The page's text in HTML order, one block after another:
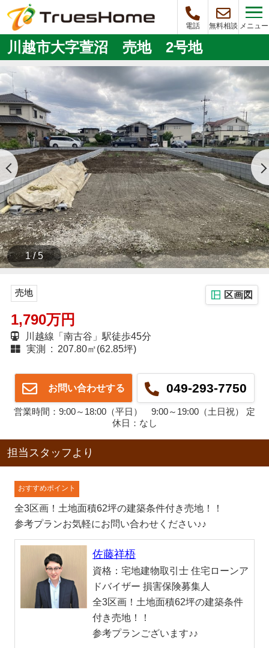
電話 無料相談 メニュー
川越市大字萱沼 売地 2号地
1 / 5
売地 区画図
1,790万円
川越線「南古谷」駅徒歩45分
実測 : 207.80㎡(62.85坪)
お問い合わせする 049-293-7750
営業時間：9:00～18:00（平日） 9:00～19:00（土日祝） 定
休日：なし
担当スタッフより
おすすめポイント
全3区画！土地面積62坪の建築条件付き売地！！
参考プランお気軽にお問い合わせください♪♪
佐藤祥梧
資格：宅地建物取引士 住宅ローンア
ドバイザー 損害保険募集人
全3区画！土地面積62坪の建築条件
付き売地！！
参考プランございます♪♪